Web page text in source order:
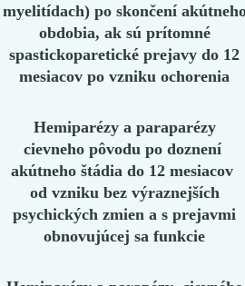
myelitídach) po skončení
obdobia, ak sú prítomné
spastickoparetické prejavy do 12
mesiacov po vzniku ochorenia
Hemiparézy a paraparézy
cievneho pôvodu po doznení
akútneho štádia do 12 mesiacov
od vzniku bez výraznejších
psychických zmien a s prejavmi
obnovujúcej sa funkcie